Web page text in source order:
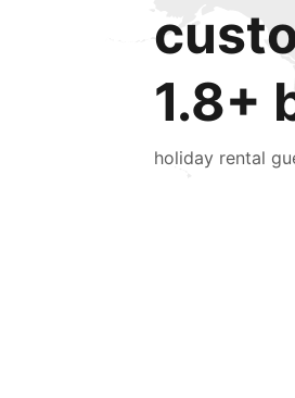
1.8+
holiday rental
Makaabot ng